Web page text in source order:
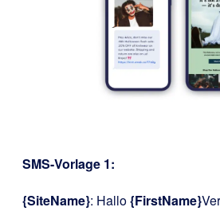
SMS-Vorlage 1:
{SiteName}: Hallo{FirstName}